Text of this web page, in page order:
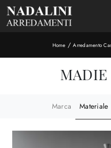
Home /Arredamento
MADIE
Marca Materiale